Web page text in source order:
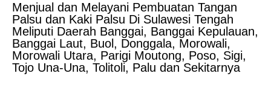
Menjual dan Melayani Pembuatan Tangan
Palsu dan Kaki Palsu Di Sulawesi Tengah
Meliputi Daerah Banggai, Banggai Kepulauan,
Banggai Laut, Buol, Donggala, Morowali,
Morowali Utara, Parigi Moutong, Poso, Sigi,
Tojo Una-Una, Tolitoli, Palu dan Sekitarnya